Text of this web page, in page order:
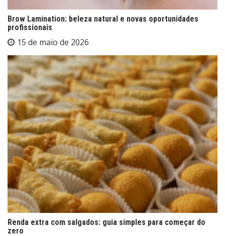
Brow Lamination: beleza natural e novas oportunidades
profissionais
15 de maio de 2026
Renda extra com salgados: guia simples para começar do
zero